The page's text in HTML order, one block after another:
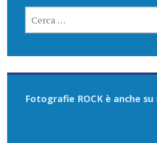
PER:
Fotografie ROCK è anche su